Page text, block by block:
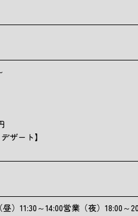
ザート】
）11:30～14:00営業（夜）18:00～